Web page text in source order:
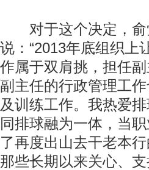
对于这个决定，俞
说：“2013年底组织上
作属于双肩挑，担任
副主任的行政管理工
及训练工作。我热爱
同排球融为一体，当
了再度出山去干老本
那些长期以来关心、